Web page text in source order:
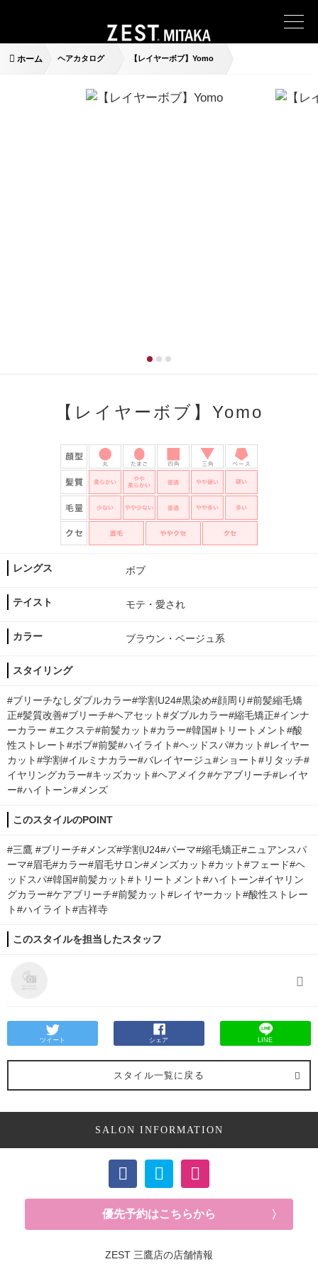
ホーム ヘアカタログ 【レイヤーボブ】Yomo
【レイヤーボブ】Yomo
レングス ボブ
テイスト モテ・愛され
カラー ブラウン・ベージュ系
スタイリング
#ブリーチなしダブルカラー#学割U24#黒染め#顔周り#前髪縮毛矯
正#髪質改善#ブリーチ#ヘアセット#ダブルカラー#縮毛矯正#インナ
ーカラー #エクステ#前髪カット#カラー#韓国#トリートメント#酸
性ストレート#ボブ#前髪#ハイライト#ヘッドスパ#カット#レイヤー
カット#学割#イルミナカラー#バレイヤージュ#ショート#リタッチ#
イヤリングカラー#キッズカット#ヘアメイク#ケアブリーチ#レイヤ
ー#ハイトーン#メンズ
このスタイルのPOINT
#三鷹 #ブリーチ#メンズ#学割U24#パーマ#縮毛矯正#ニュアンスパ
ーマ#眉毛#カラー#眉毛サロン#メンズカット#カット#フェード#ヘ
ッドスパ#韓国#前髪カット#トリートメント#ハイトーン#イヤリン
グカラー#ケアブリーチ#前髪カット#レイヤーカット#酸性ストレー
ト#ハイライト#吉祥寺
このスタイルを担当したスタッフ
ツイート シェア LINE
スタイル一覧に戻る
SALON INFORMATION
優先予約はこちらから
ZEST 三鷹店の店舗情報